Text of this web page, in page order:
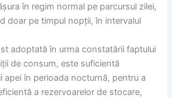
în regim normal pe parcursul zilei,
doar pe timpul nopții, în intervalul
adoptată în urma constatării faptului
de consum, este suficientă
apei în perioada nocturnă, pentru a
a rezervoarelor de stocare,